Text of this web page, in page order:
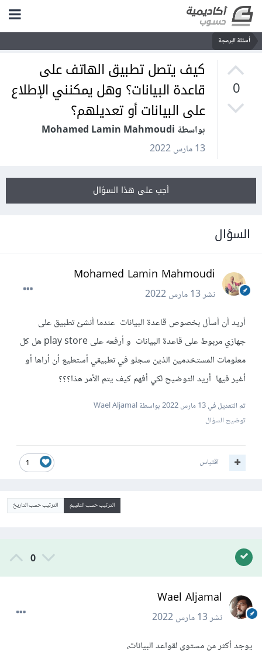
أسئلة البرمجة
0
كيف يتصل تطبيق الهاتف على
قاعدة البيانات؟ وهل يمكنني الإطلاع
على البيانات أو تعديلهم؟
بواسطة Mohamed Lamin Mahmoudi
13 مارس 2022
أجب على هذا السؤال
السؤال
Mohamed Lamin Mahmoudi
نشر13 مارس 2022
أريد أن أسأل بخصوص قاعدة البيانات عندما أنشئ تطبيق على
جهازي مربوط على قاعدة البيانات و أرفعه على play store هل كل
معلومات المستخدمين الذين سجلو في تطبيقي أستطيع أن أراها أو
أغير فيها أريد التوضيح لكي أفهم كيف يتم الأمر هذا؟؟؟
تم التعديل في13 مارس 2022
بواسطة Wael Aljamal
توضيح السؤال
1 اقتباس
الترتيب حسب التقييم الترتيب حسب التاريخ
0
Wael Aljamal
نشر13 مارس 2022
يوجد أكثر من مستوى لقواعد البيانات،